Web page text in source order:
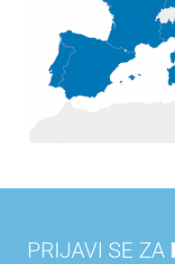
PRIJAVI SE ZA